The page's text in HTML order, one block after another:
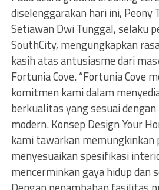
diselenggarakan hari ini, Peony
Setiawan Dwi Tunggal, selaku
SouthCity, mengungkapkan
kasih atas antusiasme dari
Fortunia Cove. “Fortunia Cove
komitmen kami dalam
berkualitas yang sesuai
modern. Konsep Design Your
kami tawarkan memungkinkan
menyesuaikan spesifikasi
mencerminkan gaya hidup dan